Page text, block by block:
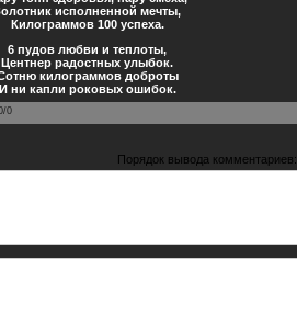
исполненной мечты,
Килограммов 100 успеха.
6 пудов любви и теплоты,
Центнер радостных улыбок.
килограммов доброты
И ни капли роковых ошибок.
/0
Порядок вывода комментариев: